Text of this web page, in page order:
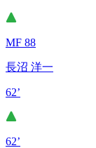
MF 88
長沼 洋一
62’
62’